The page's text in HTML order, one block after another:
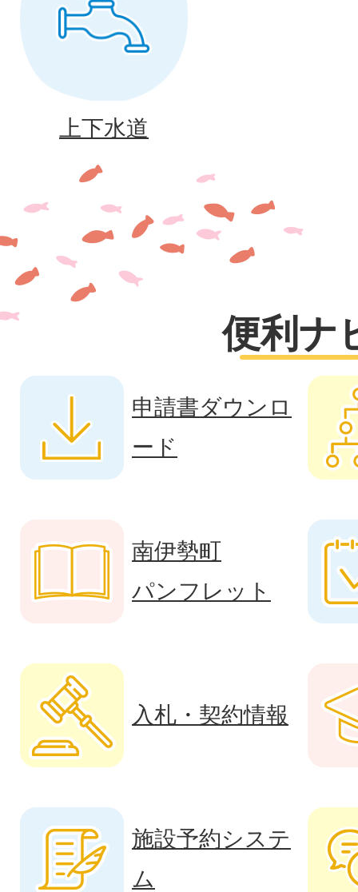
上下水道
便利ナ
申請書ダウンロ
ード
南伊勢町
パンフレット
入札・契約情報
施設予約システ
ム